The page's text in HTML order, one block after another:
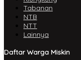
Tabanan
NTB
NTT
Lainnya
Daftar Warga Miskin